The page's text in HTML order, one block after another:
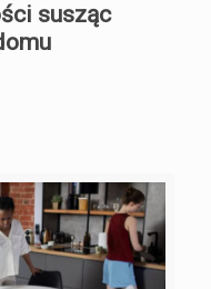
susząc